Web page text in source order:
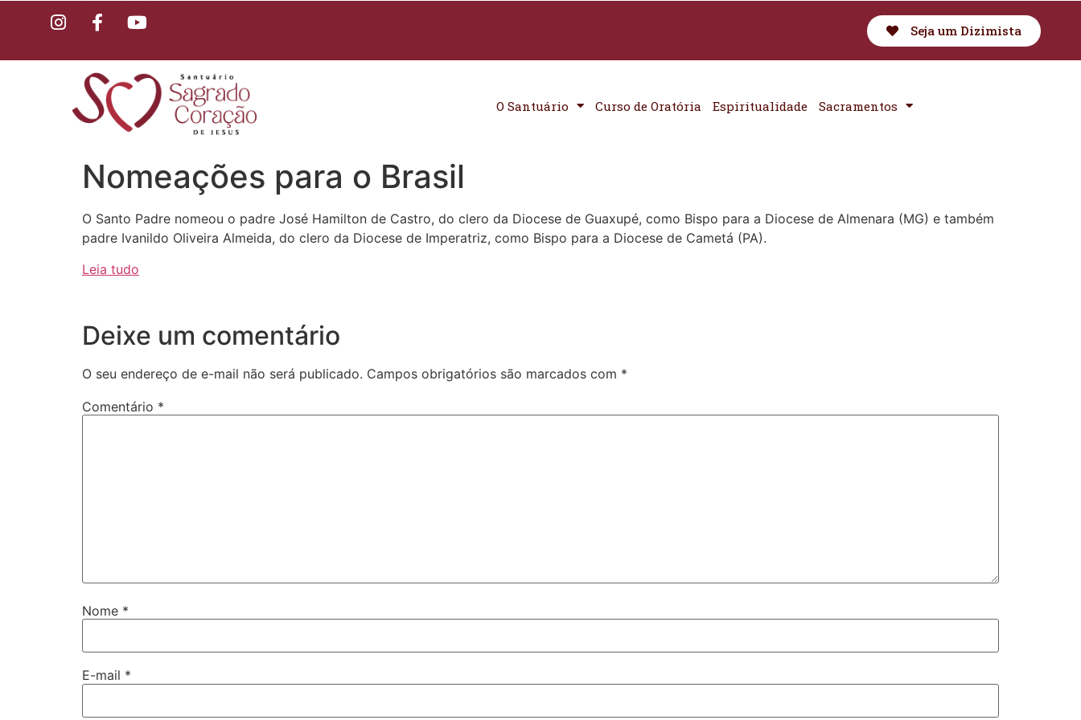
Seja um Dizimista
O Santuário Curso de Oratória Espiritualidade Sacramentos
Nomeações para o Brasil
O Santo Padre nomeou o padre José Hamilton de Castro, do clero da Diocese de Guaxupé, como Bispo para a Diocese de Almenara (MG) e também
padre Ivanildo Oliveira Almeida, do clero da Diocese de Imperatriz, como Bispo para a Diocese de Cametá (PA).
Leia tudo
Deixe um comentário
O seu endereço de e-mail não será publicado. Campos obrigatórios são marcados com *
Comentário *
Nome *
E-mail *